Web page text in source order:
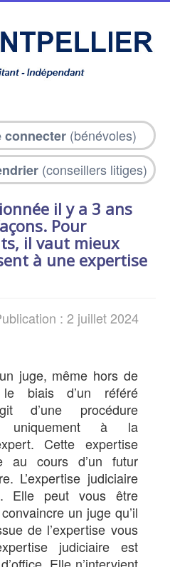
connecter (bénévoles)
(conseillers litiges)
il y a 3 ans
Pour
il vaut mieux
à une expertise
: 2 juillet 2024
juge, même hors de
biais d’un référé
d’une procédure
uniquement à la
Cette expertise
au cours d’un futur
L’expertise judiciaire
Elle peut vous être
un juge qu’il
de l’expertise vous
judiciaire est
Elle n’intervient